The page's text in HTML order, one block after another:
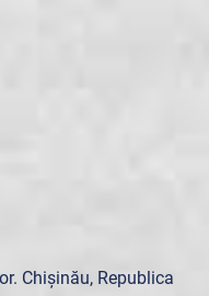
Chișinău, Republica